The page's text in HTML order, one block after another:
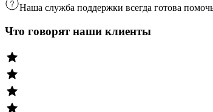
Наша служба поддержки всегда готова
Что говорят наши клиенты